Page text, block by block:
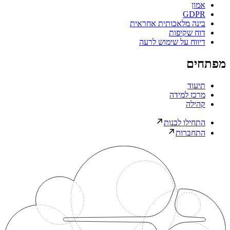
אמון
GDPR
בינה מלאכותית אחראית
דוח שקיפות
דיווח על שימוש לרעה
מפתחים
תיעוד
מרכז למידה
קהילה
התחילו לבנות
התחברות